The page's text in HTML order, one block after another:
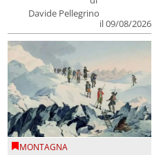
Davide Pellegrino
il 09/08/2026
MONTAGNA